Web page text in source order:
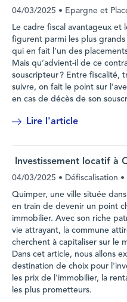
04/03/2025 • Epargne et
Le cadre fiscal avantageux et
figurent parmi les plus grands
qui en fait l’un des
Mais qu’advient-il de ce
souscripteur ? Entre fiscalité,
suivre, on fait le point sur
en cas de décès de son
Lire l'article
Investissement locatif à
04/03/2025 • Défiscalisation •
Quimper, une ville située
en train de devenir un point
immobilier. Avec son riche
vie attrayant, la commune
cherchent à capitaliser sur le
Dans cet article, nous allons
destination de choix pour
les prix de l'immobilier, la
les plus prometteurs.